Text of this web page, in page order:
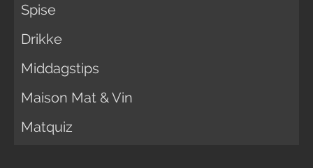
Spise
Drikke
Middagstips
Maison Mat & Vin
Matquiz